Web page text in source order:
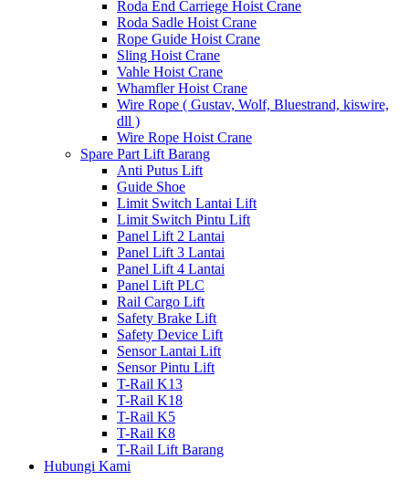
Roda End Carriege Hoist Crane
Roda Sadle Hoist Crane
Rope Guide Hoist Crane
Sling Hoist Crane
Vahle Hoist Crane
Whamfler Hoist Crane
Wire Rope ( Gustav, Wolf, Bluestrand, kiswire,
dll )
Wire Rope Hoist Crane
Spare Part Lift Barang
Anti Putus Lift
Guide Shoe
Limit Switch Lantai Lift
Limit Switch Pintu Lift
Panel Lift 2 Lantai
Panel Lift 3 Lantai
Panel Lift 4 Lantai
Panel Lift PLC
Rail Cargo Lift
Safety Brake Lift
Safety Device Lift
Sensor Lantai Lift
Sensor Pintu Lift
T-Rail K13
T-Rail K18
T-Rail K5
T-Rail K8
T-Rail Lift Barang
Hubungi Kami